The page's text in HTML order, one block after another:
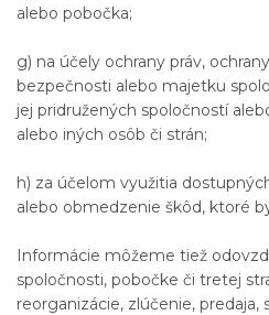
alebo pobočka;
g) na účely ochrany práv,
bezpečnosti alebo majetku
jej pridružených spoločností
alebo iných osôb či strán;
h) za účelom využitia
alebo obmedzenie škôd, ktoré
Informácie môžeme tiež
spoločnosti, pobočke či tretej
reorganizácie, zlúčenie, predaja,